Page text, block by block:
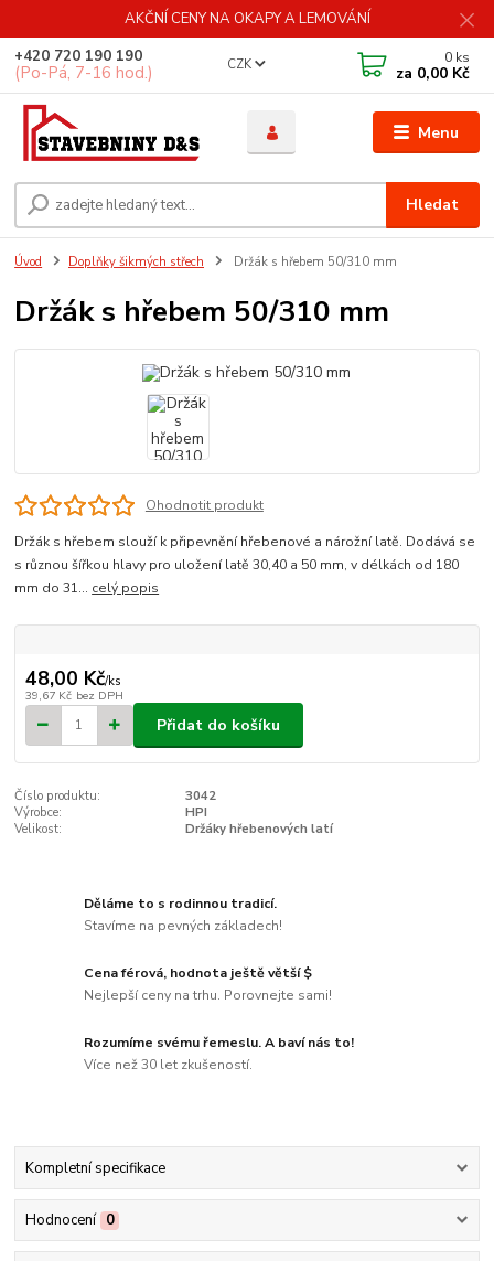
AKČNÍ CENY NA OKAPY A LEMOVÁNÍ
Menu
CZK
Hledat
+420 720 190 190
(Po-Pá, 7-16 hod.)
0 ks
za 0,00 Kč
Úvod Doplňky šikmých střech Držák s hřebem 50/310 mm
Držák s hřebem 50/310 mm
Ohodnotit produkt
Držák s hřebem slouží k připevnění hřebenové a nárožní latě. Dodává se
s různou šířkou hlavy pro uložení latě 30,40 a 50 mm, v délkách od 180
mm do 31... celý popis
48,00 Kč/ks
39,67 Kč bez DPH
Přidat do košíku
Číslo produktu:
3042
Výrobce:
HPI
Velikost:
Držáky hřebenových latí
Děláme to s rodinnou tradicí.
Stavíme na pevných základech!
Cena férová, hodnota ještě větší $
Nejlepší ceny na trhu. Porovnejte sami!
Rozumíme svému řemeslu. A baví nás to!
Více než 30 let zkušeností.
Kompletní specifikace
Hodnocení 0